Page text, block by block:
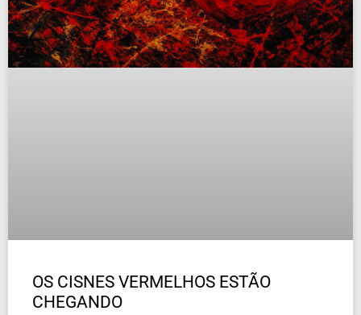
OS CISNES VERMELHOS ESTÃO
CHEGANDO